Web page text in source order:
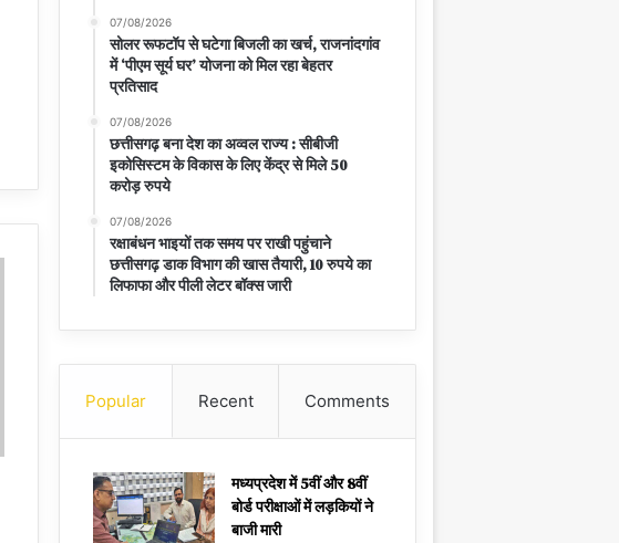
07/08/2026
सोलर रूफटॉप से घटेगा बिजली का खर्च, राजनांदगांव
में ‘पीएम सूर्य घर’ योजना को मिल रहा बेहतर
प्रतिसाद
07/08/2026
छत्तीसगढ़ बना देश का अव्वल राज्य : सीबीजी
इकोसिस्टम के विकास के लिए केंद्र से मिले 50
करोड़ रुपये
07/08/2026
रक्षाबंधन भाइयों तक समय पर राखी पहुंचाने
छत्तीसगढ़ डाक विभाग की खास तैयारी, 10 रुपये का
लिफाफा और पीली लेटर बॉक्स जारी
Popular Recent Comments
मध्यप्रदेश में 5वीं और 8वीं
बोर्ड परीक्षाओं में लड़कियों ने
बाजी मारी